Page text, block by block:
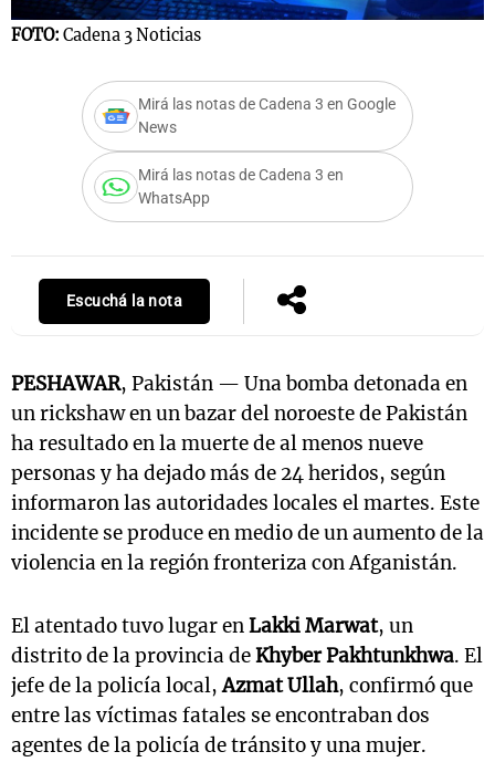
FOTO: Cadena 3 Noticias
Mirá las notas de Cadena 3 en Google
News
Mirá las notas de Cadena 3 en
WhatsApp
Escuchá la nota
PESHAWAR, Pakistán — Una bomba detonada en
un rickshaw en un bazar del noroeste de Pakistán
ha resultado en la muerte de al menos nueve
personas y ha dejado más de 24 heridos, según
informaron las autoridades locales el martes. Este
incidente se produce en medio de un aumento de la
violencia en la región fronteriza con Afganistán.
El atentado tuvo lugar enLakki Marwat, un
distrito de la provincia deKhyber Pakhtunkhwa. El
jefe de la policía local,Azmat Ullah, confirmó que
entre las víctimas fatales se encontraban dos
agentes de la policía de tránsito y una mujer.
Notas
Mundial 2026
Notas
La Sole en
Cadena 3